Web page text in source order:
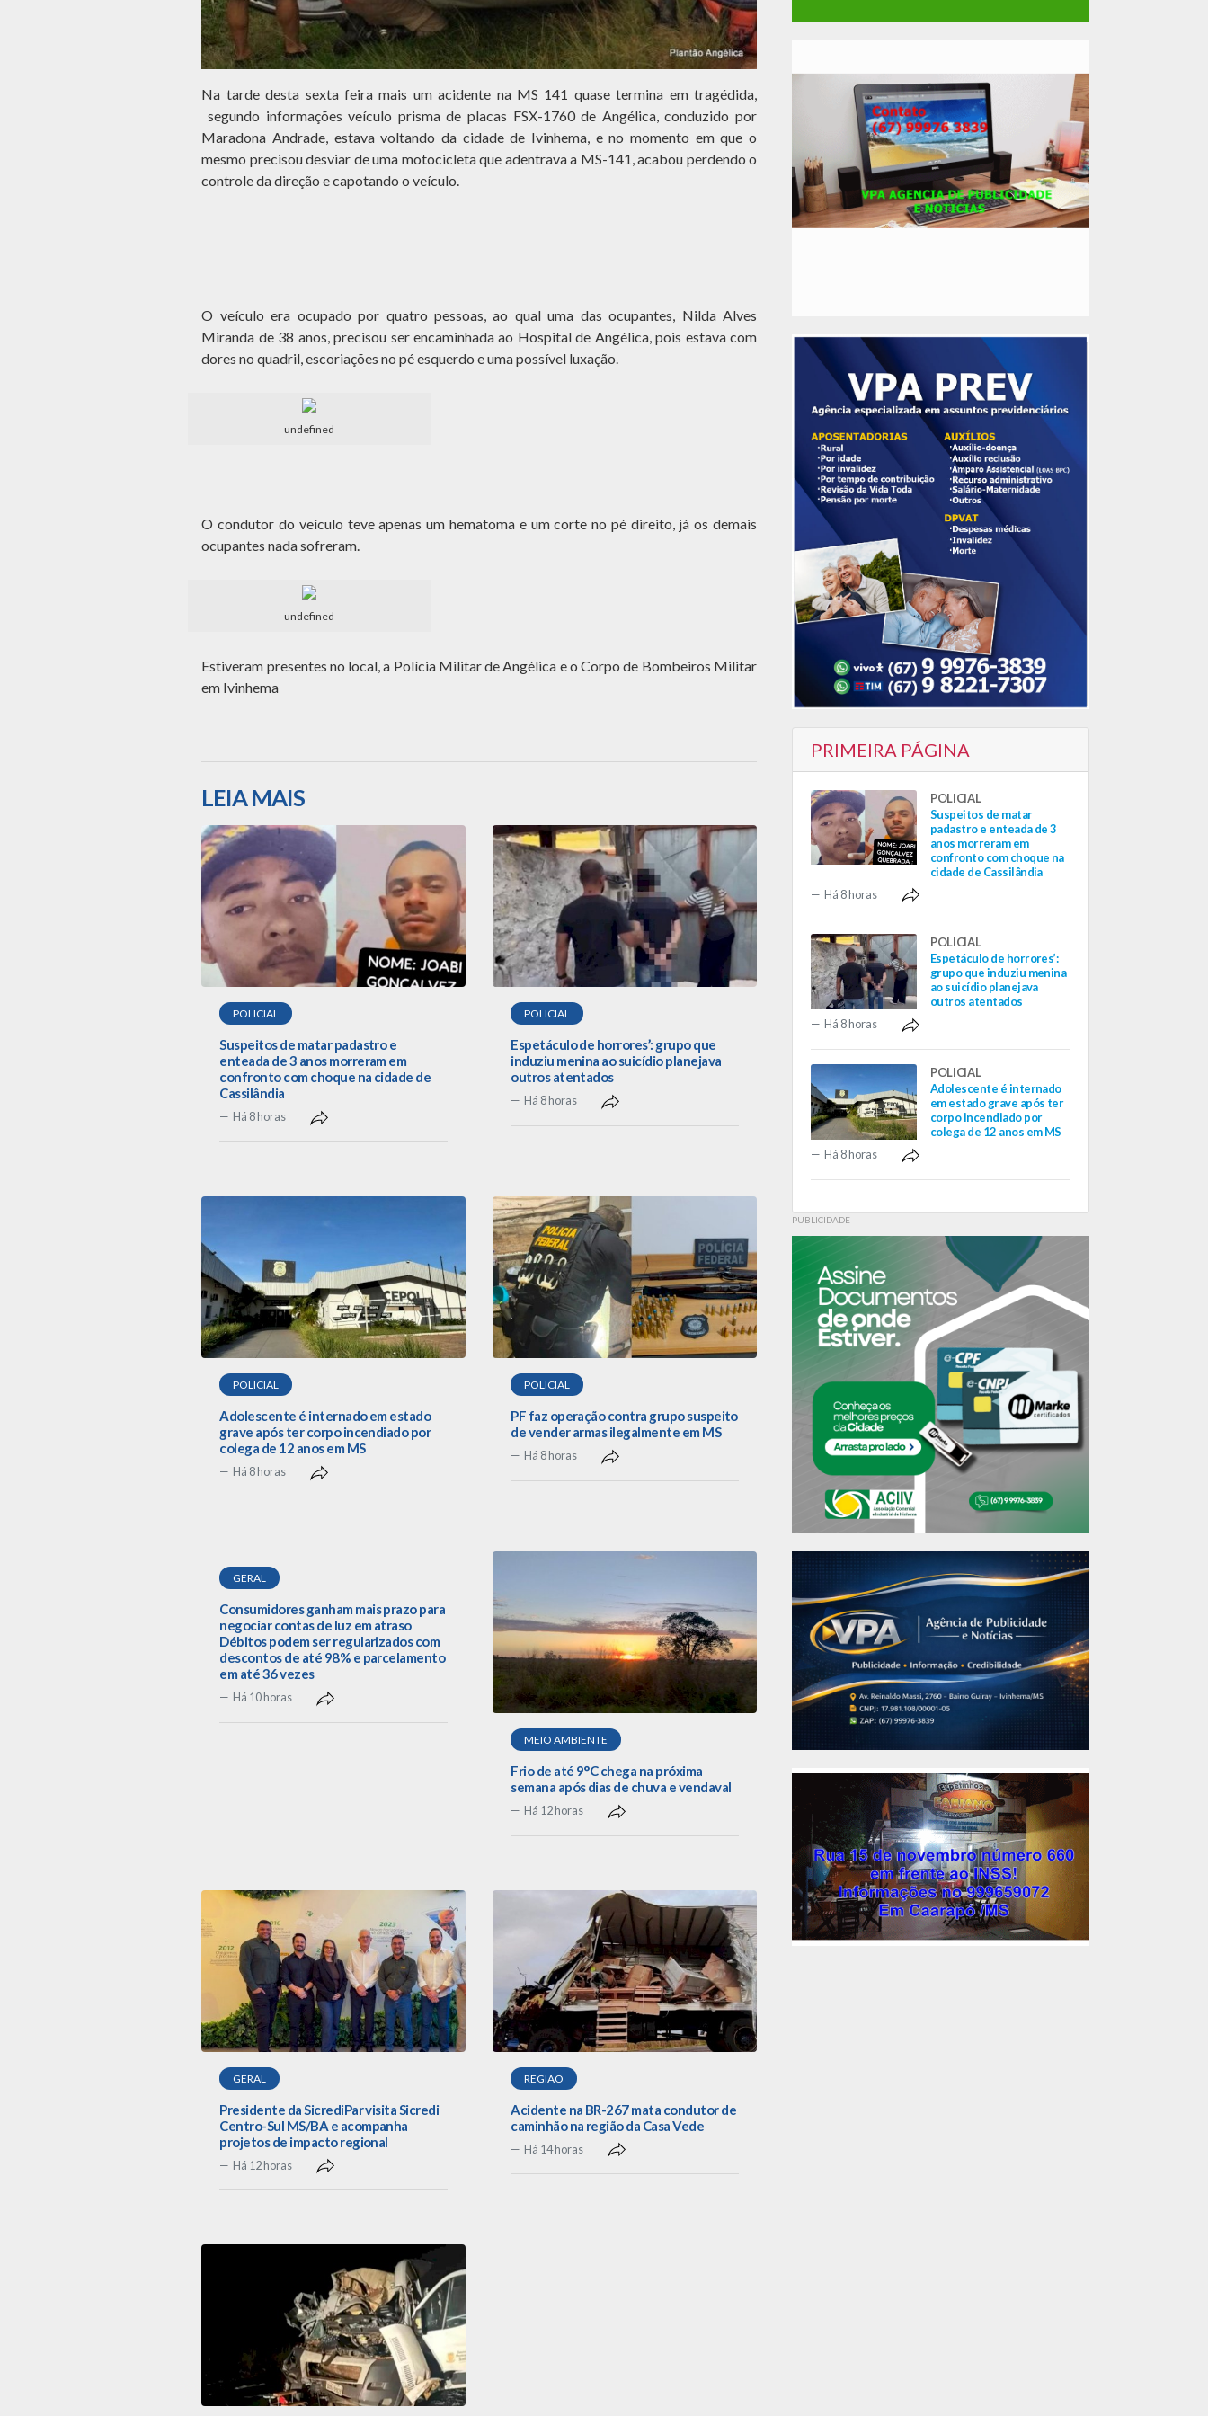
Na tarde desta sexta feira mais um acidente na MS 141 quase termina em tragédida,
segundo informações veículo prisma de placas FSX-1760 de Angélica, conduzido por
Maradona Andrade, estava voltando da cidade de Ivinhema, e no momento em que o
mesmo precisou desviar de uma motocicleta que adentrava a MS-141, acabou perdendo o
controle da direção e capotando o veículo.
O veículo era ocupado por quatro pessoas, ao qual uma das ocupantes, Nilda Alves
Miranda de 38 anos, precisou ser encaminhada ao Hospital de Angélica, pois estava com
dores no quadril, escoriações no pé esquerdo e uma possível luxação.
undefined
O condutor do veículo teve apenas um hematoma e um corte no pé direito, já os demais
ocupantes nada sofreram.
undefined
Estiveram presentes no local, a Polícia Militar de Angélica e o Corpo de Bombeiros Militar
em Ivinhema
LEIA MAIS
POLICIAL
Suspeitos de matar padastro e
enteada de 3 anos morreram em
confronto com choque na cidade de
Cassilândia
Há 8 horas
POLICIAL
Espetáculo de horrores’: grupo que
induziu menina ao suicídio planejava
outros atentados
Há 8 horas
POLICIAL
Adolescente é internado em estado
grave após ter corpo incendiado por
colega de 12 anos em MS
Há 8 horas
POLICIAL
PF faz operação contra grupo suspeito
de vender armas ilegalmente em MS
Há 8 horas
GERAL
Consumidores ganham mais prazo para
negociar contas de luz em atraso
Débitos podem ser regularizados com
descontos de até 98% e parcelamento
em até 36 vezes
Há 10 horas
MEIO AMBIENTE
Frio de até 9°C chega na próxima
semana após dias de chuva e vendaval
Há 12 horas
GERAL
Presidente da SicrediPar visita Sicredi
Centro-Sul MS/BA e acompanha
projetos de impacto regional
Há 12 horas
REGIÃO
Acidente na BR-267 mata condutor de
caminhão na região da Casa Vede
Há 14 horas
PRIMEIRA PÁGINA
POLICIAL
Suspeitos de matar
padastro e enteada de 3
anos morreram em
confronto com choque na
cidade de Cassilândia
Há 8 horas
POLICIAL
Espetáculo de horrores’:
grupo que induziu menina
ao suicídio planejava
outros atentados
Há 8 horas
POLICIAL
Adolescente é internado
em estado grave após ter
corpo incendiado por
colega de 12 anos em MS
Há 8 horas
PUBLICIDADE